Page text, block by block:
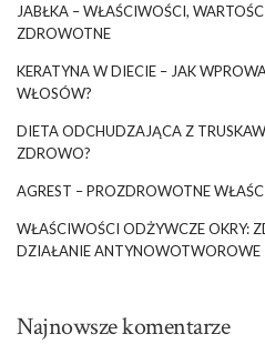
JABŁKA – WŁAŚCIWOŚCI,
ZDROWOTNE
KERATYNA W DIECIE – JAK
WŁOSÓW?
DIETA ODCHUDZAJĄCA Z
ZDROWO?
AGREST – PROZDROWOTNE
WŁAŚCIWOŚCI ODŻYWCZE OKRY:
DZIAŁANIE ANTYNOWOTWOROWE
Najnowsze komentarze